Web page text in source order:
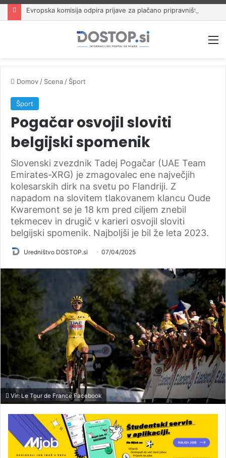
Domov / Scena / Šport
Šport
Pogačar osvojil sloviti
belgijski spomenik
Slovenski zvezdnik Tadej Pogačar (UAE Team
Emirates-XRG) je zmagovalec ene največjih
kolesarskih dirk na svetu po Flandriji. Z
napadom na slovitem tlakovanem klancu Oude
Kwaremont se je 18 km pred ciljem znebil
tekmecev in drugič v karieri osvojil sloviti
belgijski spomenik. Najboljši je bil že leta 2023.
Uredništvo DOSTOP.si 07/04/2025
Vir: Le Tour de France Facebook